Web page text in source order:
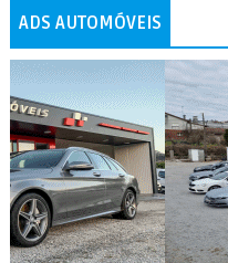
ADS AUTOMÓVEIS